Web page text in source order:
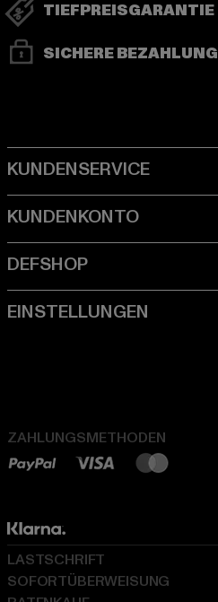
TIEFPREISGARANTIE
SICHERE BEZAHLUNG
ZAHLUNGSMETHODEN
LASTSCHRIFT
SOFORTÜBERWEISUNG